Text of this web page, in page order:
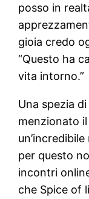
posso in
gioia credo
“Questo ha
vita intorno.”
Una spezia
menzionato
per questo
incontri
che Spice of